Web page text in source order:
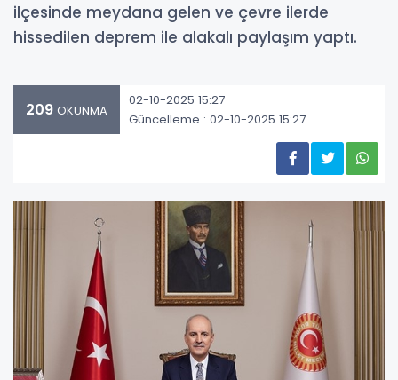
ilçesinde meydana gelen ve çevre ilerde
hissedilen deprem ile alakalı paylaşım yaptı.
209 OKUNMA
02-10-2025 15:27
Güncelleme : 02-10-2025 15:27